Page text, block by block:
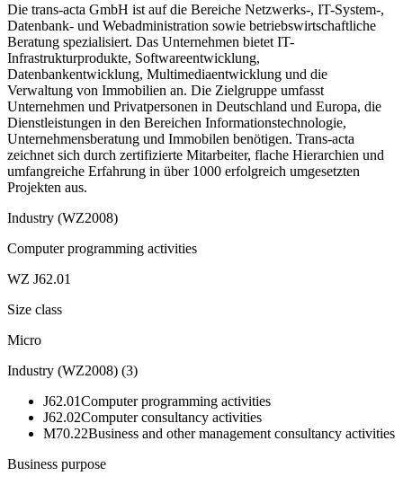
Die trans-acta GmbH ist auf die Bereiche Netzwerks-, IT-System-,
Datenbank- und Webadministration sowie betriebswirtschaftliche
Beratung spezialisiert. Das Unternehmen bietet IT-
Infrastrukturprodukte, Softwareentwicklung,
Datenbankentwicklung, Multimediaentwicklung und die
Verwaltung von Immobilien an. Die Zielgruppe umfasst
Unternehmen und Privatpersonen in Deutschland und Europa, die
Dienstleistungen in den Bereichen Informationstechnologie,
Unternehmensberatung und Immobilen benötigen. Trans-acta
zeichnet sich durch zertifizierte Mitarbeiter, flache Hierarchien und
umfangreiche Erfahrung in über 1000 erfolgreich umgesetzten
Projekten aus.
Industry (WZ2008)
Computer programming activities
WZ J62.01
Size class
Micro
Industry (WZ2008) (3)
J62.01Computer programming activities
J62.02Computer consultancy activities
M70.22Business and other management consultancy activities
Business purpose